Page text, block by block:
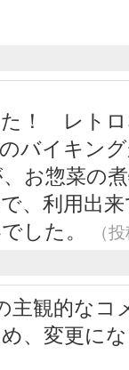
！ レト
バイキン
お惣菜の
、利用出
した。
（
観的なコ
、変更に